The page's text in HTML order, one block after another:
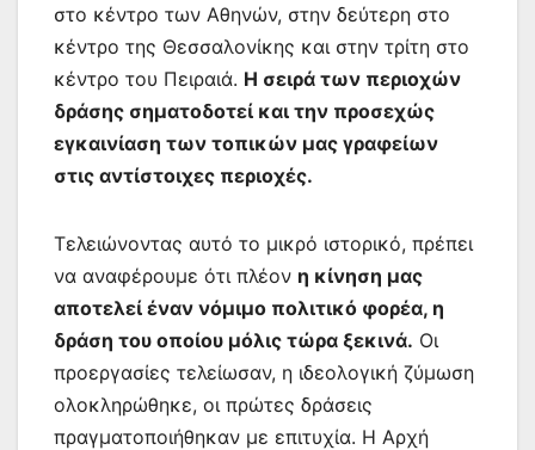
στο κέντρο των Αθηνών, στην δεύτερη στο
κέντρο της Θεσσαλονίκης και στην τρίτη στο
κέντρο του Πειραιά. Η σειρά των περιοχών
δράσης σηματοδοτεί και την προσεχώς
εγκαινίαση των τοπικών μας γραφείων
στις αντίστοιχες περιοχές.
Τελειώνοντας αυτό το μικρό ιστορικό, πρέπει
να αναφέρουμε ότι πλέον η κίνηση μας
αποτελεί έναν νόμιμο πολιτικό φορέα, η
δράση του οποίου μόλις τώρα ξεκινά. Οι
προεργασίες τελείωσαν, η ιδεολογική ζύμωση
ολοκληρώθηκε, οι πρώτες δράσεις
πραγματοποιήθηκαν με επιτυχία. Η Αρχή